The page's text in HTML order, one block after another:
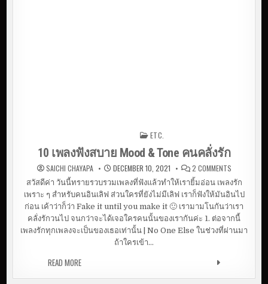
ETC.
10 เพลงฟังสบาย Mood & Tone คนคลั่งรัก
SAICHI CHAYAPA DECEMBER 10, 2021 2 COMMENTSO
N
1
เ
พ
ล
ง
ง
สวัสดีค่า วันนี้ทรายรวบรวมเพลงที่ฟังแล้วทำให้เรายิ้มอ่อน เพลงรัก
เพราะ ๆ สำหรับคนอินเลิฟ ส่วนใครที่ยังไม่มีเลิฟ เราก็ฟังให้มันอินไป
ก่อน เค้าว่าก็ว่า Fake it until you make it 🙂 เรามามโนกันว่าเรา
คลั่งรักวนไป จนกว่าจะได้เจอใครคนนั้นของเรากันค่ะ 1. ต่อจากนี้
เพลงรักทุกเพลงจะเป็นของเธอเท่านั้น | No One Else ในช่วงที่ผ่านมา
ถ้าใครเข้า…
READ MORE10 เพลงฟังสบาย MOOD & TONE คนคลั่งรัก